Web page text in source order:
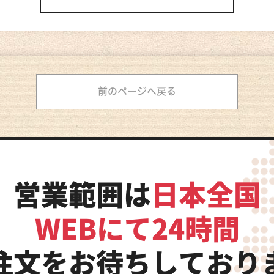
前のページへ戻る
営業範囲は日本全国
WEBにて24時間
文をお待ちしており